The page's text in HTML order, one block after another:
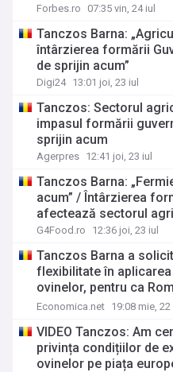
Forbes.ro 07:35 vin, 24 iul
Tanczos Barna:
întârzierea formării
de sprijin acum”
Digi24 13:01 joi, 23 iul
Tanczos: Sectorul
impasul formării
sprijin acum
Agerpres 12:41 joi, 23 iul
Tanczos Barna:
acum” / Întârzierea
afectează sectorul
G4Food.ro 12:36 joi, 23 iul
Tanczos Barna a
flexibilitate în
ovinelor, pentru ca
pe piață
Economica.net 19:08 mie, 22
VIDEO Tanczos: Am
privința condițiilor de
ovinelor pe piața